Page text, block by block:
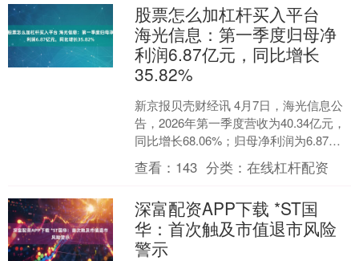
股票怎么加杠杆买入平台
海光信息：第一季度归母净
利润6.87亿元，同比增长
35.82%
新京报贝壳财经讯 4月7日，海光信息公
告，2026年第一季度营收为40.34亿元，
同比增长68.06%；归母净利润为6.87亿
元，同比增长35.82%。....
查看： 143 分类：在线杠杆配资
深富配资APP下载 *ST国
华：首次触及市值退市风险
警示